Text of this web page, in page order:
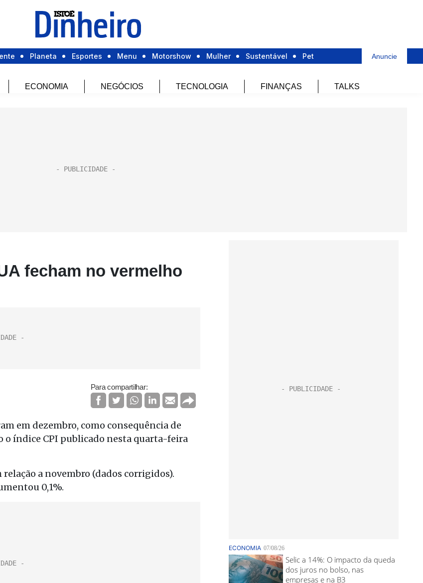
Planeta Esportes Menu Motorshow Mulher Sustentável Pet Anuncie
ECONOMIA NEGÓCIOS TECNOLOGIA FINANÇAS TALKS
fecham no vermelho
Para compartilhar:
em dezembro, como consequência de
o índice CPI publicado nesta quarta-feira
a novembro (dados corrigidos).
0,1%.